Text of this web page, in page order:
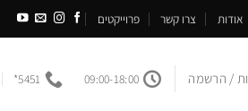
אודות צרו קשר פרוייקטים
/ הרשמה 09:00-18:00
5451*